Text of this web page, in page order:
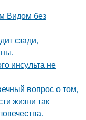
Видом без
сзади,
инсульта не
вопрос о том,
жизни так